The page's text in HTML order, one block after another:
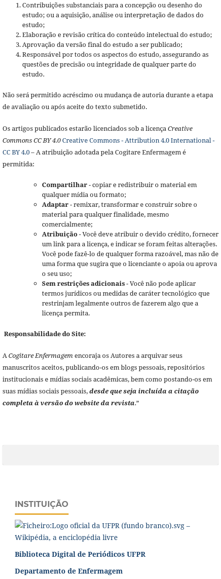
Contribuições substanciais para a concepção ou desenho do
estudo; ou a aquisição, análise ou interpretação de dados do
estudo;
Elaboração e revisão crítica do conteúdo intelectual do estudo;
Aprovação da versão final do estudo a ser publicado;
Responsável por todos os aspectos do estudo, assegurando as
questões de precisão ou integridade de qualquer parte do
estudo.
Não será permitido acréscimo ou mudança de autoria durante a etapa
de avaliação ou após aceite do texto submetido.
Os artigos publicados estarão licenciados sob a licençaCreative
Commons CC BY 4.0Creative Commons - Attribution 4.0 International -
CC BY 4.0– A atribuição adotada pela Cogitare Enfermagem é
permitida:
Compartilhar- copiar e redistribuir o material em
qualquer mídia ou formato;
Adaptar- remixar, transformar e construir sobre o
material para qualquer finalidade, mesmo
comercialmente;
Atribuição- Você deve atribuir o devido crédito, fornecer
um link para a licença, e indicar se foram feitas alterações.
Você pode fazê-lo de qualquer forma razoável, mas não de
uma forma que sugira que o licenciante o apoia ou aprova
o seu uso;
Sem restrições adicionais- Você não pode aplicar
termos jurídicos ou medidas de caráter tecnológico que
restrinjam legalmente outros de fazerem algo que a
licença permita.
Responsabilidade do Site:
ACogitare Enfermagemencoraja os Autores a arquivar seus
manuscritos aceitos, publicando-os em blogs pessoais, repositórios
institucionais e mídias sociais acadêmicas, bem como postando-os em
suas mídias sociais pessoais,desde que seja incluída a citação
completa à versão do website da revista.”
INSTITUIÇÃO
Biblioteca Digital de Periódicos UFPR
Departamento de Enfermagem